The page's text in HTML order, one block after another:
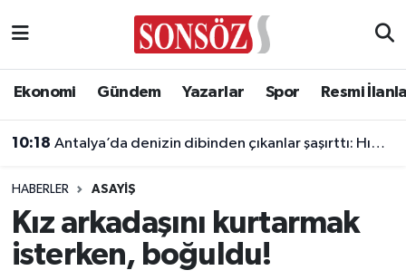
Ekonomi Gündem Yazarlar Spor Resmi
10:18 Antalya’da denizin dibinden çıkanlar şaşırttı: Hıdırellez dilekleri bile aylardır orada
HABERLER ASAYIŞ
Kız arkadaşını kurtarmak
isterken, boğuldu!
Asayiş
Biyografi
Çevre
Ankara Nöbetçi Eczaneler
Ankara Trafik Yoğunluk Haritası
Süper Lig Puan Durumu ve Fikstür